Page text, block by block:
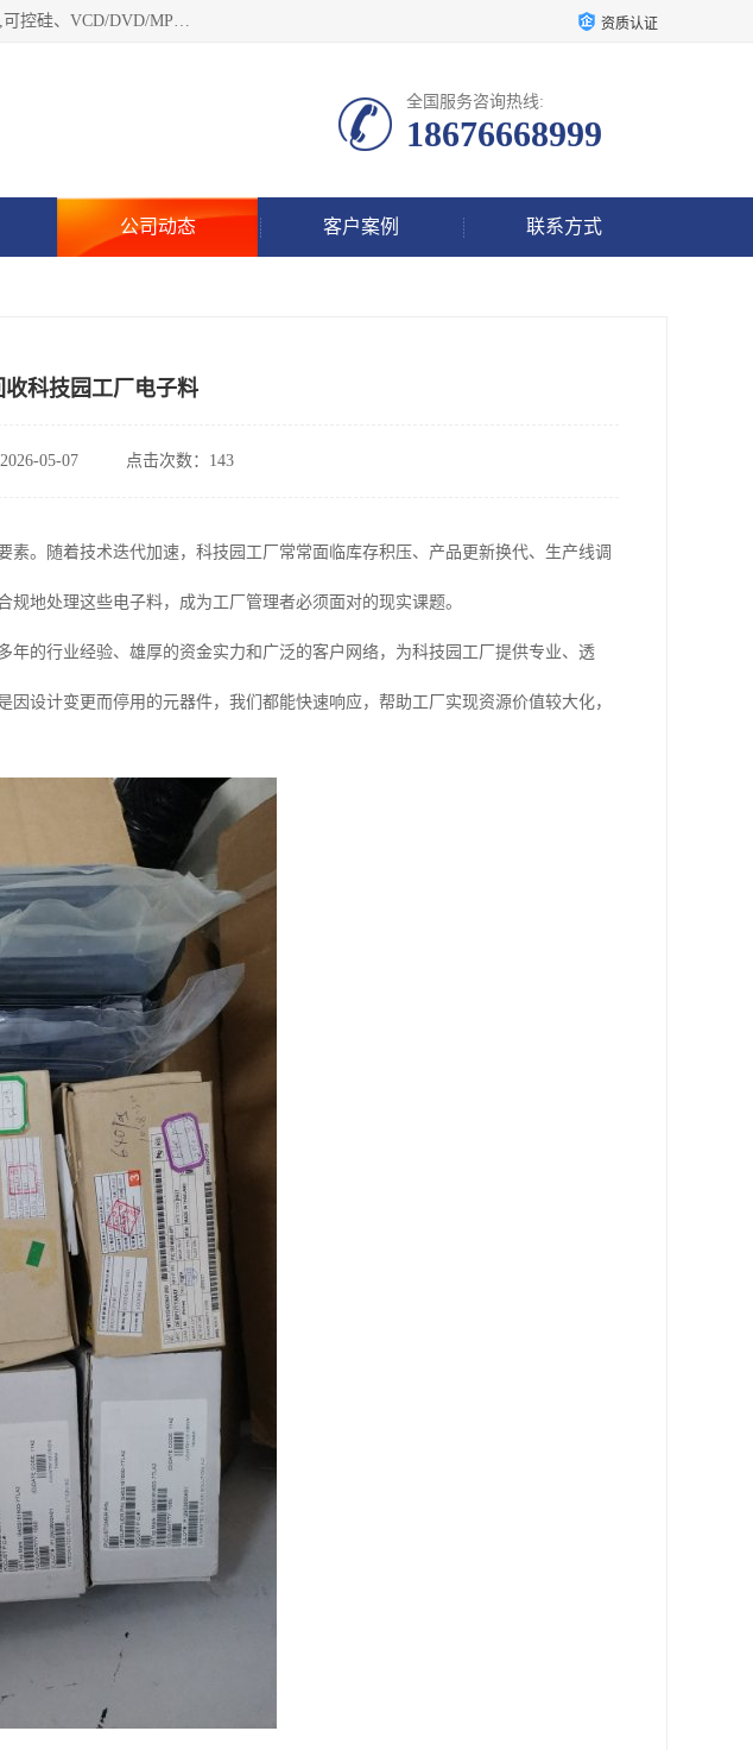
长期现金收购以下直插DIP,贴片SMD元器件:集成电路、二三极管、稳压管、 电解电容电阻电感、钽电容,可控硅、VCD/DVD/MP3激光头、红外发射接收、行管、 BGA芯片,霍尔元件、发光管、晶振,继电器,舌簧管舌簧继电器等各种电子元器件 , 量大量小不限!QQ9 联系电话谢先生 E-mail 资质认证
全国服务咨询热线:
18676668999
公司动态 客户案例 联系方式
收科技园工厂电子料
05-07 点击次数：143
。随着技术迭代加速，科技园工厂常常面临库存积压、产品更新换代、生产线调
地处理这些电子料，成为工厂管理者必须面对的现实课题。
的行业经验、雄厚的资金实力和广泛的客户网络，为科技园工厂提供专业、透
设计变更而停用的元器件，我们都能快速响应，帮助工厂实现资源价值较大化，